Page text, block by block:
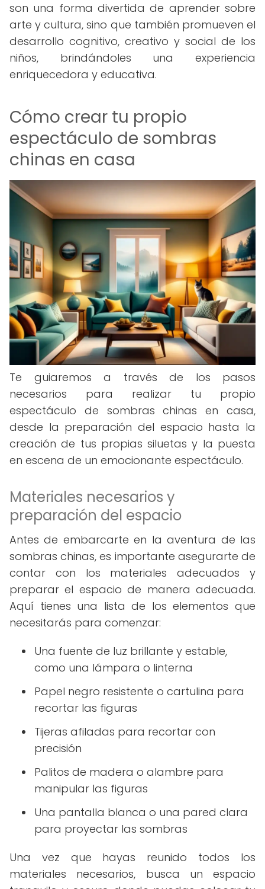
son una forma divertida de aprender sobre
arte y cultura, sino que también promueven el
desarrollo cognitivo, creativo y social de los
niños, brindándoles una experiencia
enriquecedora y educativa.
Cómo crear tu propio
espectáculo de sombras
chinas en casa
Te guiaremos a través de los pasos
necesarios para realizar tu propio
espectáculo de sombras chinas en casa,
desde la preparación del espacio hasta la
creación de tus propias siluetas y la puesta
en escena de un emocionante espectáculo.
Materiales necesarios y
preparación del espacio
Antes de embarcarte en la aventura de las
sombras chinas, es importante asegurarte de
contar con los materiales adecuados y
preparar el espacio de manera adecuada.
Aquí tienes una lista de los elementos que
necesitarás para comenzar:
Una fuente de luz brillante y estable,
como una lámpara o linterna
Papel negro resistente o cartulina para
recortar las figuras
Tijeras afiladas para recortar con
precisión
Palitos de madera o alambre para
manipular las figuras
Una pantalla blanca o una pared clara
para proyectar las sombras
Una vez que hayas reunido todos los
materiales necesarios, busca un espacio